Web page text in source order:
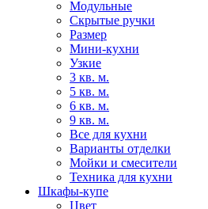
Модульные
Скрытые ручки
Размер
Мини-кухни
Узкие
3 кв. м.
5 кв. м.
6 кв. м.
9 кв. м.
Все для кухни
Варианты отделки
Мойки и смесители
Техника для кухни
Шкафы-купе
Цвет